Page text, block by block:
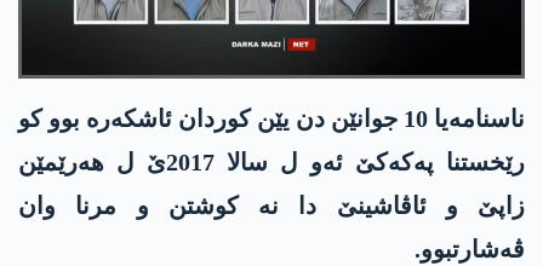
ناسنامه‌یا 10 جوانێن دن یێن كوردان ئاشكه‌ره‌ بوو كو
رێخستنا په‌كه‌كێ ئه‌و ل سالا 2017ێ ل هه‌رێمێن
زاپێ و ئاڤاشینێ دا نه‌ كوشتن و مرنا وان
ڤه‌شارتبوو.